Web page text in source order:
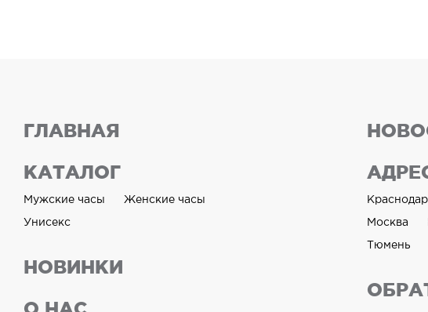
ГЛАВНАЯ
КАТАЛОГ
Мужские часы Женские часы
Унисекс
НОВИНКИ
Краснодар
Москва
Тюмень